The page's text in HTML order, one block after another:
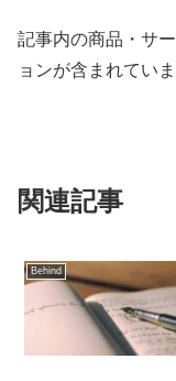
記事内の商品・サ
ョンが含まれていま
関連記事
Behind